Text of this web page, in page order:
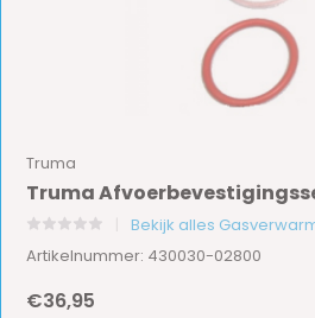
Truma
Truma
Bekijk alles
Artikelnummer: 430030-02800
€36,95